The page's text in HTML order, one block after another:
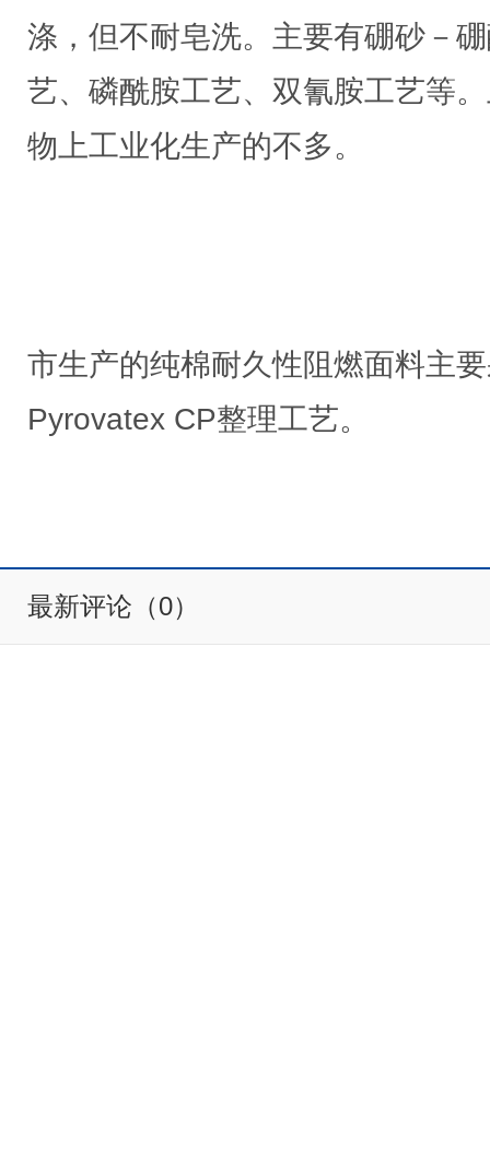
涤，但不耐皂洗。主要有硼砂－
艺、磷酰胺工艺、双氰胺工艺等
物上工业化生产的不多。
市生产的纯棉耐久性阻燃面料主
Pyrovatex CP整理工艺。
最新评论（0）